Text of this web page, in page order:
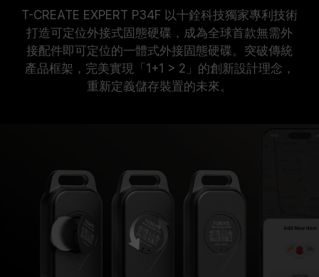
T-CREATE EXPERT P34F 以十銓科技獨家專利技術
打造可定位外接式固態硬碟，成為全球首款無需外
接配件即可定位的一體式外接固態硬碟。突破傳統
產品框架，完美實現「1+1 > 2」的創新設計理念，
重新定義儲存裝置的未來。